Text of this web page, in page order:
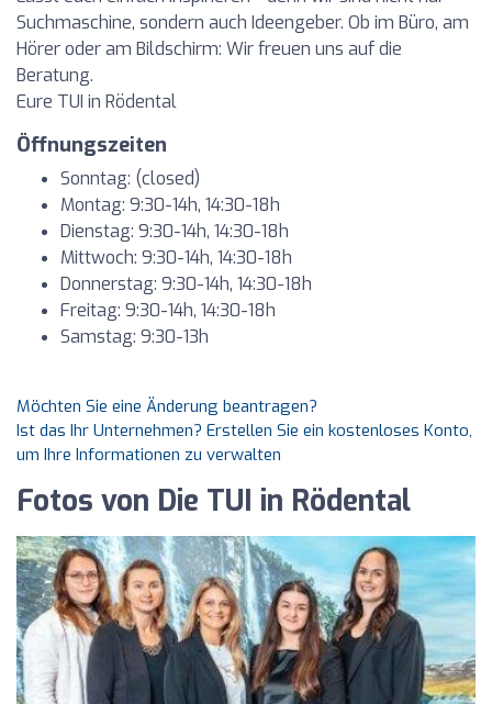
Suchmaschine, sondern auch Ideengeber. Ob im Büro, am
Hörer oder am Bildschirm: Wir freuen uns auf die
Beratung.
Eure TUI in Rödental
Öffnungszeiten
Sonntag: (closed)
Montag: 9:30-14h, 14:30-18h
Dienstag: 9:30-14h, 14:30-18h
Mittwoch: 9:30-14h, 14:30-18h
Donnerstag: 9:30-14h, 14:30-18h
Freitag: 9:30-14h, 14:30-18h
Samstag: 9:30-13h
Möchten Sie eine Änderung beantragen?
Ist das Ihr Unternehmen? Erstellen Sie ein kostenloses Konto,
um Ihre Informationen zu verwalten
Fotos von Die TUI in Rödental